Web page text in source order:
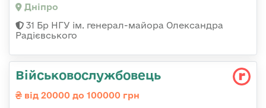
Дніпро
31 Бр НГУ ім. генерал-майора Олександра
Радієвського
Військовослужбовець
від 20000 до 100000 грн